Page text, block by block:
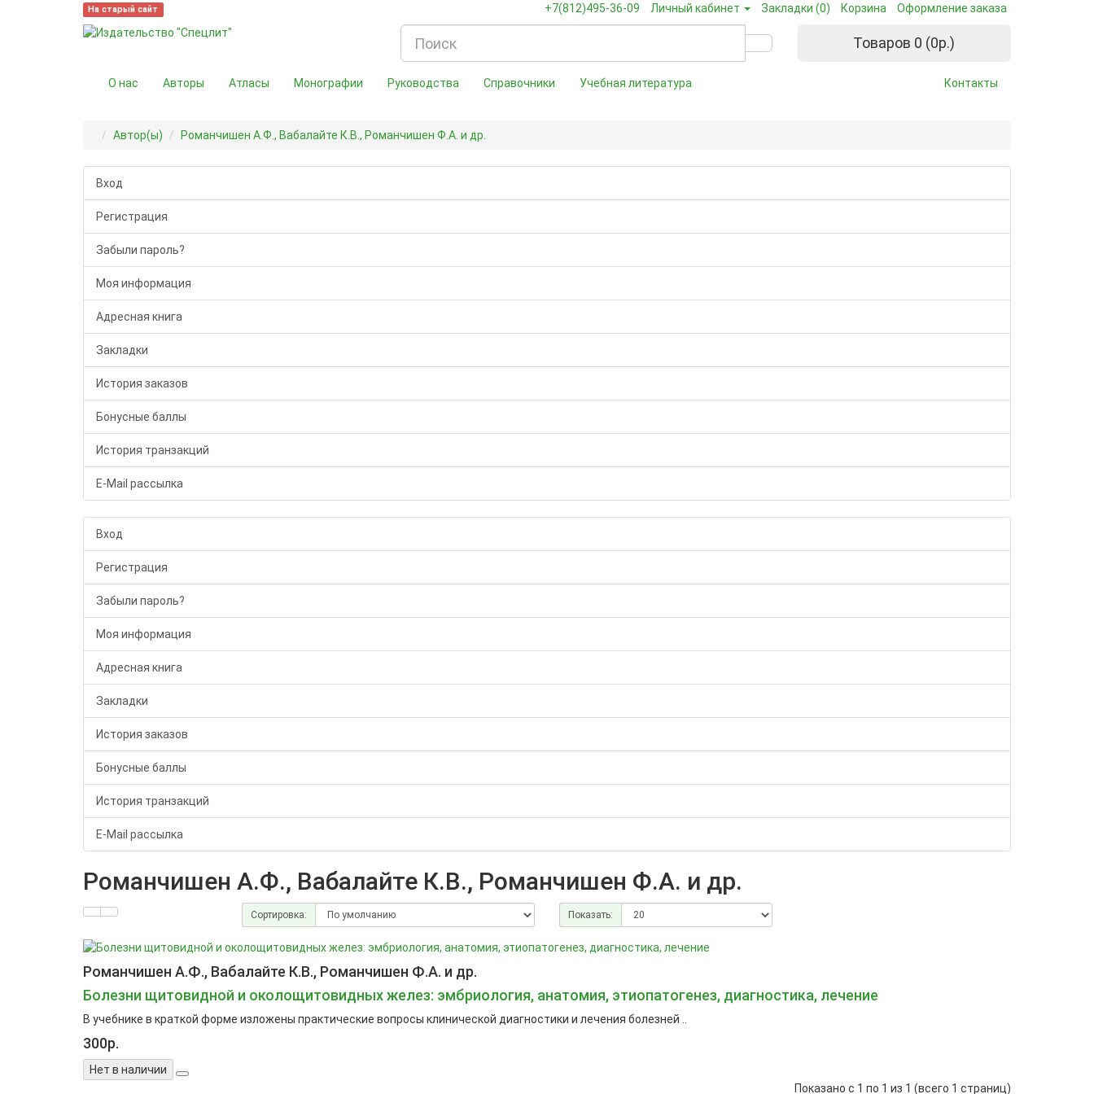
На старый сайт +7(812)495-36-09 Личный кабинет Закладки (0) Корзина Оформление заказа
Товаров 0 (0р.)
О нас Авторы Атласы Монографии Руководства Справочники Учебная литература Контакты
Автор(ы) Романчишен А.Ф., Вабалайте К.В., Романчишен Ф.А. и др.
Вход
Регистрация
Забыли пароль?
Моя информация
Адресная книга
Закладки
История заказов
Бонусные баллы
История транзакций
E-Mail рассылка
Вход
Регистрация
Забыли пароль?
Моя информация
Адресная книга
Закладки
История заказов
Бонусные баллы
История транзакций
E-Mail рассылка
Романчишен А.Ф., Вабалайте К.В., Романчишен Ф.А. и др.
Сортировка: Показать:
Романчишен А.Ф., Вабалайте К.В., Романчишен Ф.А. и др.
Болезни щитовидной и околощитовидных желез: эмбриология, анатомия, этиопатогенез, диагностика, лечение
В учебнике в краткой форме изложены практические вопросы клинической диагностики и лечения болезней ..
300р.
Нет в наличии
Показано с 1 по 1 из 1 (всего 1 страниц)